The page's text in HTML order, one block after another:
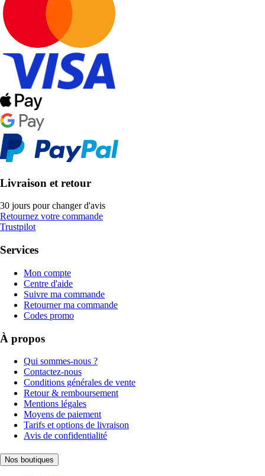
Livraison et retour
30 jours pour changer d'avis
Retournez votre commande
Trustpilot
Services
Mon compte
Centre d'aide
Suivre ma commande
Retourner ma commande
Codes promo
À propos
Qui sommes-nous ?
Contactez-nous
Conditions générales de vente
Retour & remboursement
Mentions légales
Moyens de paiement
Tarifs et options de livraison
Avis de confidentialité
Nos boutiques